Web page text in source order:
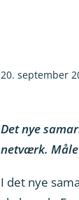
20. september
Det nye
netværk.
I det nye